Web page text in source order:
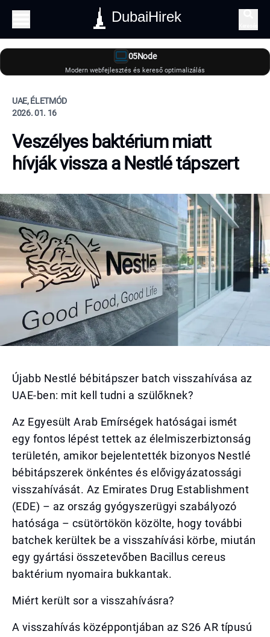
DubaiHirek
05Node
Modern webfejlesztés és kereső optimalizálás
UAE, ÉLETMÓD
2026. 01. 16
Veszélyes baktérium miatt
hívják vissza a Nestlé tápszert
Újabb Nestlé bébitápszer batch visszahívása az
UAE-ben: mit kell tudni a szülőknek?
Az Egyesült Arab Emírségek hatóságai ismét
egy fontos lépést tettek az élelmiszerbiztonság
területén, amikor bejelentették bizonyos Nestlé
bébitápszerek önkéntes és elővigyázatossági
visszahívását. Az Emirates Drug Establishment
(EDE) – az ország gyógyszerügyi szabályozó
hatósága – csütörtökön közölte, hogy további
batchek kerültek be a visszahívási körbe, miután
egy gyártási összetevőben Bacillus cereus
baktérium nyomaira bukkantak.
Miért került sor a visszahívásra?
A visszahívás középpontjában az S26 AR típusú